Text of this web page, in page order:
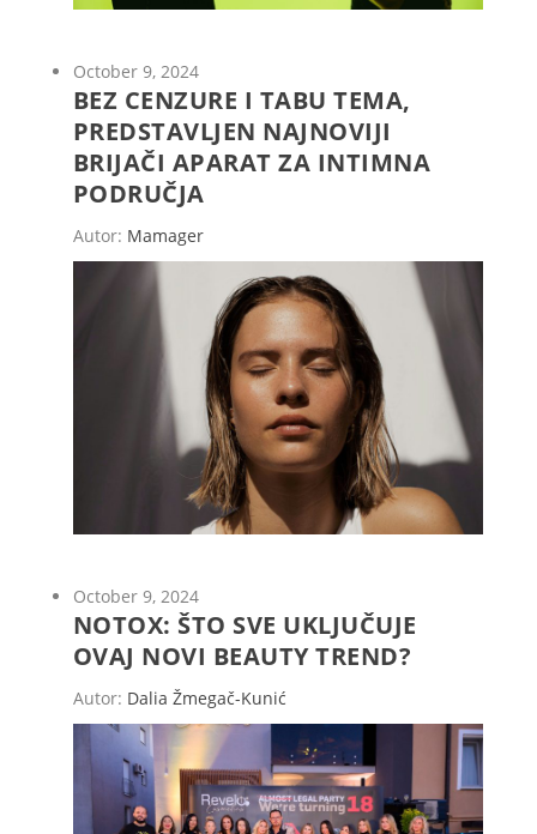
October 9, 2024
BEZ CENZURE I TABU TEMA,
PREDSTAVLJEN NAJNOVIJI
BRIJAČI APARAT ZA INTIMNA
PODRUČJA
Autor: Mamager
October 9, 2024
NOTOX: ŠTO SVE UKLJUČUJE
OVAJ NOVI BEAUTY TREND?
Autor: Dalia Žmegač-Kunić